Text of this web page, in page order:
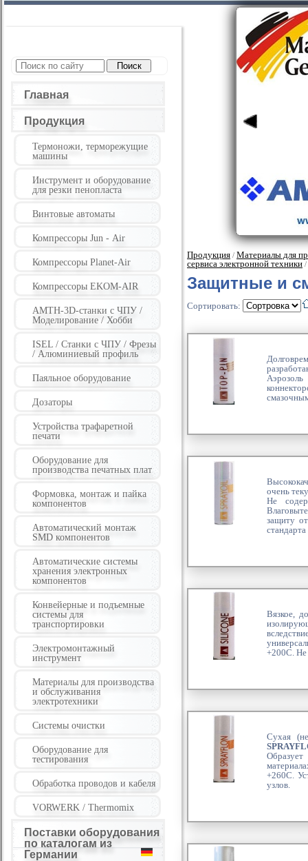
Главная
Продукция
Термоножи, терморежущие
машины
Инструмент и оборудование
для резки пенопласта
Винтовые автоматы
Компрессоры Jun - Air
Компрессоры Planet-Air
Компрессоры EKOM-AIR
AMTH-3D-станки с ЧПУ /
Моделирование / Хобби
ISEL / Станки с ЧПУ / Фрезы
/ Алюминиевый профиль
Паяльное оборудование
Дозаторы
Устройства трафаретной
печати
Оборудование для
производства печатных плат
Формовка, монтаж и пайка
компонентов
Автоматический монтаж
SMD компонентов
Автоматические системы
хранения электронных
компонентов
Конвейерные и подъемные
системы для
транспортировки
Электромонтажный
инструмент
Материалы для производства
и обслуживания
электротехники
Системы очистки
Оборудование для
тестирования
Обработка проводов и кабеля
VORWERK / Thermomix
Поставки оборудования
по каталогам из
Германии
Продукция / Материалы для
сервиса электронной техники /
Защитные и
Сортировать:
очень
Не
защиту
Вязкое,
+200С. Не
Сухая
Образует
+260С.
узлов.